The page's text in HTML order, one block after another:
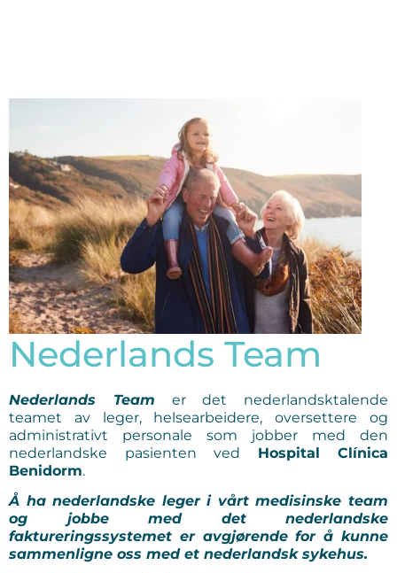
Nederlands Team
Nederlands Team er det nederlandsktalende
teamet av leger, helsearbeidere, oversettere og
administrativt personale som jobber med den
nederlandske pasienten ved Hospital Clínica
Benidorm.
Å ha nederlandske leger i vårt medisinske team
og jobbe med det nederlandske
faktureringssystemet er avgjørende for å kunne
sammenligne oss med et nederlandsk sykehus.